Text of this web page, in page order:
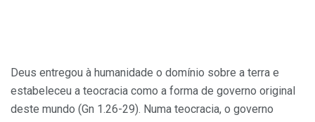
Deus entregou à humanidade o domínio sobre a terra e
estabeleceu a teocracia como a forma de governo original
deste mundo (Gn 1.26-29). Numa teocracia, o governo